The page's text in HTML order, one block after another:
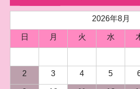
2026年8月
日 月 火 水
2 3 4 5